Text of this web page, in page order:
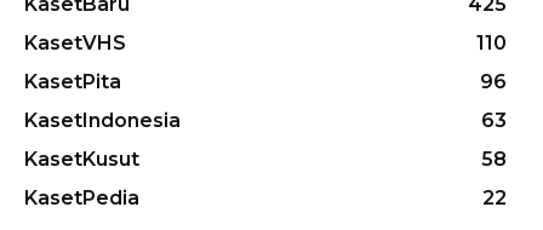
KasetVHS
110
KasetPita
96
KasetIndonesia
63
KasetKusut
58
KasetPedia
22